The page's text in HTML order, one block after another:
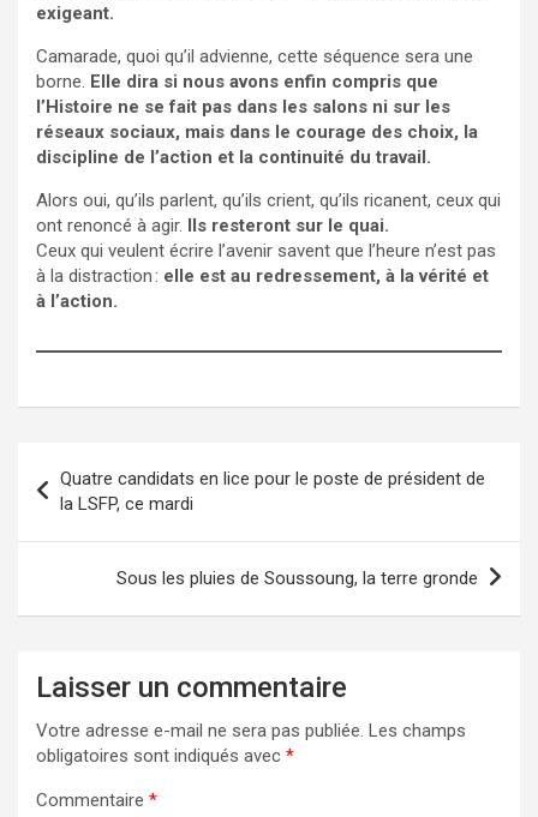
exigeant.
Camarade, quoi qu’il advienne, cette séquence sera une
borne. Elle dira si nous avons enfin compris que
l’Histoire ne se fait pas dans les salons ni sur les
réseaux sociaux, mais dans le courage des choix, la
discipline de l’action et la continuité du travail.
Alors oui, qu’ils parlent, qu’ils crient, qu’ils ricanent, ceux qui
ont renoncé à agir. Ils resteront sur le quai.
Ceux qui veulent écrire l’avenir savent que l’heure n’est pas
à la distraction : elle est au redressement, à la vérité et
à l’action.
de
l’article
Quatre candidats en lice pour le poste de président de
la LSFP, ce mardi
Sous les pluies de Soussoung, la terre gronde
Laisser un commentaire
Votre adresse e-mail ne sera pas publiée. Les champs
obligatoires sont indiqués avec *
Commentaire *